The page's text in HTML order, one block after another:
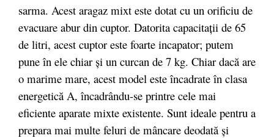
sarma. Acest aragaz mixt este dotat cu un orificiu de
evacuare abur din cuptor. Datorita capacitații de 65
de litri, acest cuptor este foarte incapator; putem
pune în ele chiar și un curcan de 7 kg. Chiar dacă are
o marime mare, acest model este încadrate în clasa
energetică A, încadrându-se printre cele mai
eficiente aparate mixte existente. Sunt ideale pentru a
prepara mai multe feluri de mâncare deodată și